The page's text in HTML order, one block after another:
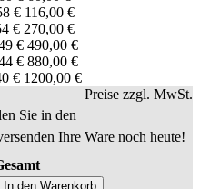
€ 116,00 €
€ 270,00 €
€ 490,00 €
€ 880,00 €
€ 1200,00 €
Preise zzgl. MwSt.
Sie in den
Ihre Ware noch heute!
In den Warenkorb